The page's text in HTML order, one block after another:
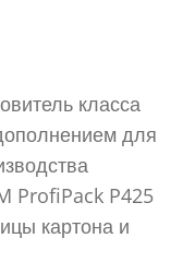
класса
для
ProfiPack P425
картона и